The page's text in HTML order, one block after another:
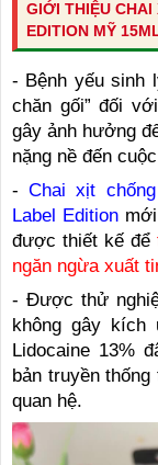
GIỚI THIỆU
EDITION MỸ
- Bệnh yếu sinh
chăn gối” đối
gây ảnh hưởng
nặng nề đến
-Chai xịt
Label Editionmới
được thiết kế để
ngăn ngừa xuất
- Được thử
không gây kích
Lidocaine 13%
bản truyền
quan hệ.